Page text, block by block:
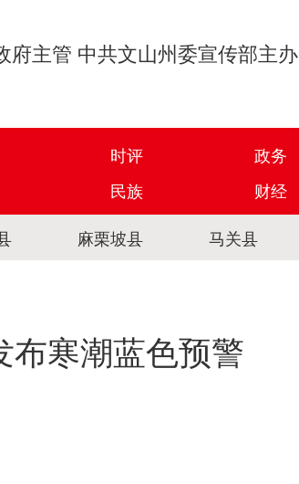
府主管 中共文山州委宣传部主办
时评 政务
民族 财经
麻栗坡县 马关县
寒潮蓝色预警